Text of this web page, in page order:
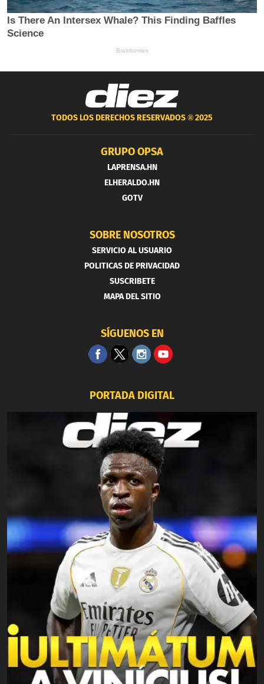
TODOS LOS DERECHOS RESERVADOS ®2025
GRUPO OPSA
LAPRENSA.HN
ELHERALDO.HN
GOTV
SOBRE NOSOTROS
SERVICIO AL USUARIO
POLITICAS DE PRIVACIDAD
SUSCRIBETE
MAPA DEL SITIO
SÍGUENOS EN
PORTADA DIGITAL